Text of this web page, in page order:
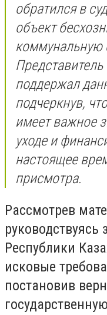
обратился в
объект
коммунальную
поддержал
подчеркнув,
имеет важное
уходе и
настоящее
присмотра.
Рассмотрев
руководствуясь
Республики
исковые
постановив